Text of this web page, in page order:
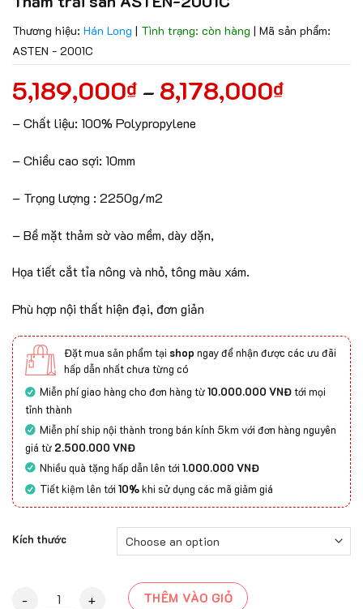
Thương hiệu: Hán Long | Tình trạng: còn hàng | Mã sản phẩm:
ASTEN - 2001C
5,189,000₫ – 8,178,000₫
– Chất liệu: 100% Polypropylene
– Chiều cao sợi: 10mm
– Trọng lượng : 2250g/m2
– Bề mặt thảm sờ vào mềm, dày dặn,
Họa tiết cắt tỉa nông và nhỏ, tông màu xám.
Phù hợp nội thất hiện đại, đơn giản
Đặt mua sản phẩm tại shop ngay để nhận được các ưu đãi
hấp dẫn nhất chưa từng có
Miễn phí giao hàng cho đơn hàng từ10.000.000 VNĐtới mọi
tỉnh thành
Miễn phí ship nội thành trong bán kính 5km với đơn hàng nguyên
giá từ 2.500.000 VNĐ
Nhiều quà tặng hấp dẫn lên tới1.000.000 VNĐ
Tiết kiệm lên tới10%khi sử dụng các mã giảm giá
Kích thước
Thảm trải sàn ASTEN-2001C quantity
THÊM VÀO GIỎ